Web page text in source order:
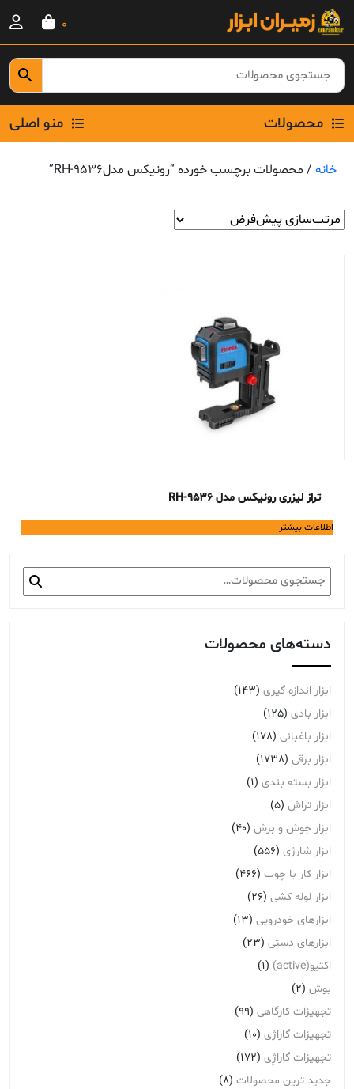
Skip
content
0
محصولات منو اصلی
خانه / محصولات برچسب خورده “رونیکس مدلRH-9536”
تراز لیزری رونیکس مدل RH-9536
اطلاعات بیشتر
جستجو
برای:
دسته‌های محصولات
ابزار اندازه گیری (143)
ابزار بادی (125)
ابزار باغبانی (178)
ابزار برقی (1738)
ابزار بسته بندی (1)
ابزار تراش (5)
ابزار جوش و برش (40)
ابزار شارژی (556)
ابزار کار با چوب (466)
ابزار لوله کشی (26)
ابزارهای خودرویی (13)
ابزارهای دستی (23)
اکتیو(active)
(1)
بوش (2)
تجهیزات کارگاهی (99)
تجهیزات گاراژی (10)
تجهیزات گاراژِی (172)
جدید ترین محصولات (8)